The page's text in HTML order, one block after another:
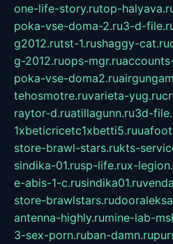
one-life-story.rutop-
poka-vse-doma-2.ru3-d-
g2012.rutst-1.rushaggy-cat.ru
g-2012.ruops-mgr.ru
poka-vse-doma2.ru
tehosmotre.ruvarieta-yug.ru
raytor-d.ruatillagunn.ru3d-
1xbeticricetc1xbetti5.ru
store-brawl-stars.rukts-
sindika-01.rusp-life.rux-
e-abis-1-c.rusindika01.ru
store-brawlstars.ru
antenna-highly.rumine-lab-
3-sex-porn.ruban-damn.ru